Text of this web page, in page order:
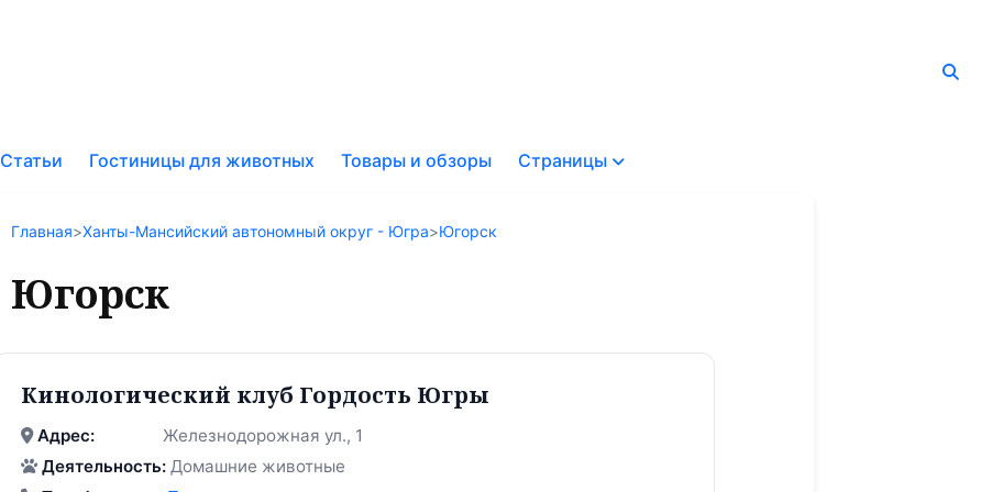
Статьи Гостиницы для животных Товары и обзоры Страницы
Главная>Ханты-Мансийский автономный округ - Югра>Югорск
Югорск
Кинологический клуб Гордость Югры
Адрес:
Железнодорожная ул., 1
Деятельность: Домашние животные